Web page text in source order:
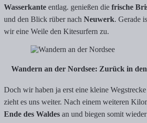
Wasserkante entlag. genießen die frische
und den Blick rüber nach Neuwerk. Gerade
wir eine Weile den Kitesurfern zu.
Wandern an der Nordsee: Zurück in
Doch wir haben ja erst eine kleine
zieht es uns weiter. Nach einem weiteren
Ende des Waldes an und biegen somit wieder